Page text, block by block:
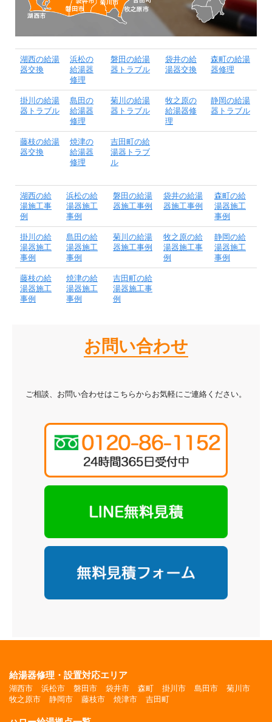
湖西の給湯
器交換
浜松の
給湯器
修理
磐田の給湯
器トラブル
袋井の給
湯器交換
森町の給湯
器修理
掛川の給湯
器トラブル
島田の
給湯器
修理
菊川の給湯
器トラブル
牧之原の
給湯器修
理
静岡の給湯
器トラブル
藤枝の給湯
器交換
焼津の
給湯器
修理
吉田町の給
湯器トラブ
ル
湖西の給
湯施工事
例
浜松の給
湯器施工
事例
磐田の給湯
器施工事例
袋井の給湯
器施工事例
森町の給
湯器施工
事例
掛川の給
湯器施工
事例
島田の給
湯器施工
事例
菊川の給湯
器施工事例
牧之原の給
湯器施工事
例
静岡の給
湯器施工
事例
藤枝の給
湯器施工
事例
焼津の給
湯器施工
事例
吉田町の給
湯器施工事
例
お問い合わせ
ご相談、お問い合わせはこちらからお気軽にご連絡ください。
給湯器修理・設置対応エリア
湖西市 浜松市 磐田市 袋井市 森町 掛川市 島田市
菊川市
牧之原市
静岡市 藤枝市 焼津市 吉田町